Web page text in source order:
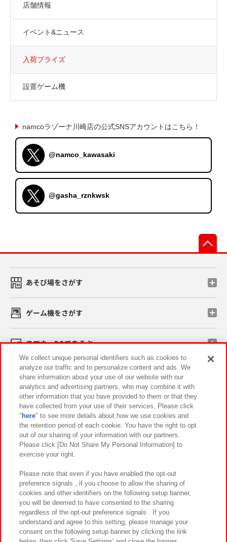
店舗情報
イベント&ニュース
入荷プライズ
設置ゲーム機
namcoラゾーナ川崎店の公式SNSアカウントはこちら！
@namco_kawasaki
@gasha_rznkwsk
あそび場をさがす
ゲーム機をさがす
スマホ・PCであそぶ
イベント・キャンペーン
関連会社 サステナビリティ サイトポリシー
プライバシーポリシー ウェブアクセシビリティ方針と検証結果
お取引先さまとともに
カスタマーハラスメント対応方針 よくあるご質問・お問い合わせ
We collect unique personal identifiers such as cookies to
analyze our traffic and to personalize content and ads. We
share information about your use of our website with our
analytics and advertising partners, who may combine it with
other information that you have provided to them or that they
have collected from your use of their services. Please click
" here" to see more details about how we use cookies and
the retention period of each cookie. You have the right to opt
out of our sharing of your information with our partners.
Please click [Do Not Share My Personal Information] to
exercise your right.
Please note that even if you have enabled the opt-out
preference signals , if you choose to allow the sharing of
cookies and other identifiers on the following setup banner,
you will be deemed to have consented to the sharing
regardless of the opt-out preference signals . If you
understand and agree to this setting, please manage your
consent on the following setup banner by clicking the link